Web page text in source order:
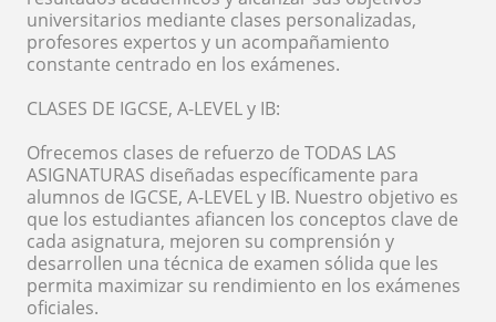
universitarios mediante clases personalizadas,
profesores expertos y un acompañamiento
constante centrado en los exámenes.
CLASES DE IGCSE, A-LEVEL y IB:
Ofrecemos clases de refuerzo de TODAS LAS
ASIGNATURAS diseñadas específicamente para
alumnos de IGCSE, A-LEVEL y IB. Nuestro objetivo es
que los estudiantes afiancen los conceptos clave de
cada asignatura, mejoren su comprensión y
desarrollen una técnica de examen sólida que les
permita maximizar su rendimiento en los exámenes
oficiales.